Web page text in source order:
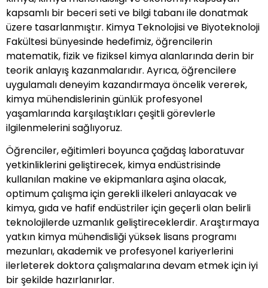
kapsamlı bir beceri seti ve bilgi tabanı ile donatmak
üzere tasarlanmıştır. Kimya Teknolojisi ve Biyoteknoloji
Fakültesi bünyesinde hedefimiz, öğrencilerin
matematik, fizik ve fiziksel kimya alanlarında derin bir
teorik anlayış kazanmalarıdır. Ayrıca, öğrencilere
uygulamalı deneyim kazandırmaya öncelik vererek,
kimya mühendislerinin günlük profesyonel
yaşamlarında karşılaştıkları çeşitli görevlerle
ilgilenmelerini sağlıyoruz.
Öğrenciler, eğitimleri boyunca çağdaş laboratuvar
yetkinliklerini geliştirecek, kimya endüstrisinde
kullanılan makine ve ekipmanlara aşina olacak,
optimum çalışma için gerekli ilkeleri anlayacak ve
kimya, gıda ve hafif endüstriler için geçerli olan belirli
teknolojilerde uzmanlık geliştireceklerdir. Araştırmaya
yatkın kimya mühendisliği yüksek lisans programı
mezunları, akademik ve profesyonel kariyerlerini
ilerleterek doktora çalışmalarına devam etmek için iyi
bir şekilde hazırlanırlar.